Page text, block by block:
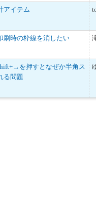
アイテム
刷時の枠線を消したい
を押すとなぜか半角ス
る問題